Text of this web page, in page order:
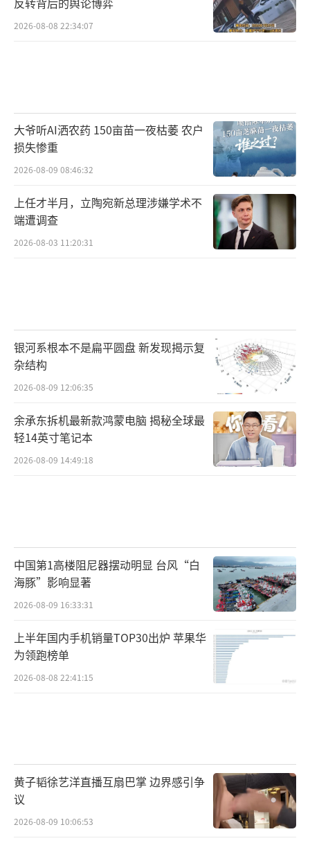
2026-08-08 22:34:07
大爷听AI洒农药 150亩苗一夜枯萎 农户
损失惨重
2026-08-09 08:46:32
上任才半月，立陶宛新总理涉嫌学术不
端遭调查
2026-08-03 11:20:31
银河系根本不是扁平圆盘 新发现揭示复
杂结构
2026-08-09 12:06:35
余承东拆机最新款鸿蒙电脑 揭秘全球最
轻14英寸笔记本
2026-08-09 14:49:18
中国第1高楼阻尼器摆动明显 台风“白
海豚”影响显著
2026-08-09 16:33:31
上半年国内手机销量TOP30出炉 苹果华
为领跑榜单
2026-08-08 22:41:15
黄子韬徐艺洋直播互扇巴掌 边界感引争
议
2026-08-09 10:06:53